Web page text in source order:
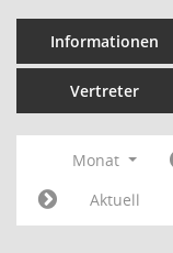
Informationen
Vertreter
Monat
Aktuell